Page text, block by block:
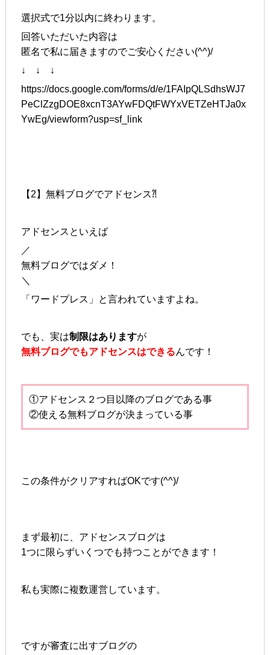
選択式で1分以内に終わります。
回答いただいた内容は
匿名で私に届きますのでご安心ください(^^)/
↓ ↓ ↓
https://docs.google.com/forms/d/e/1FAIpQLSdhsWJ7
PeClZzgDOE8xcnT3AYwFDQtFWYxVETZeHTJa0x
YwEg/viewform?usp=sf_link
【2】無料ブログでアドセンス⁈
アドセンスといえば
／
無料ブログではダメ！
＼
「ワードプレス」と言われていますよね。
でも、実は制限はありますが
無料ブログでもアドセンスはできるんです！
①アドセンス２つ目以降のブログである事
②使える無料ブログが決まっている事
この条件がクリアすればOKです(^^)/
まず最初に、アドセンスブログは
1つに限らずいくつでも持つことができます！
私も実際に複数運営しています。
ですが審査に出すブログの